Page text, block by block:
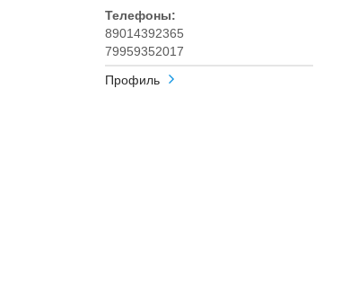
Телефоны:
89014392365
79959352017
Профиль